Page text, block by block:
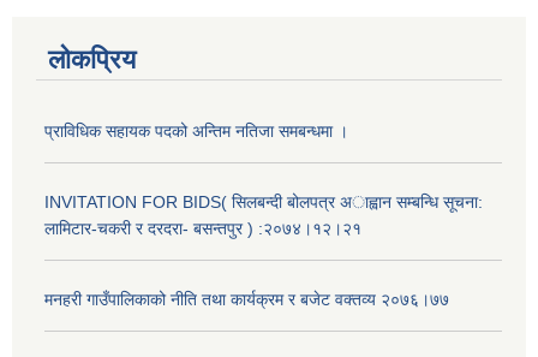
लोकप्रिय
प्राविधिक सहायक पदको अन्तिम नतिजा समबन्धमा ।
INVITATION FOR BIDS( सिलबन्दी बोलपत्र अाह्वान सम्बन्धि सूचना:
लामिटार-चकरी र दरदरा- बसन्तपुर ) :२०७४।१२।२१
मनहरी गाउँपालिकाको नीति तथा कार्यक्रम र बजेट वक्तव्य २०७६।७७